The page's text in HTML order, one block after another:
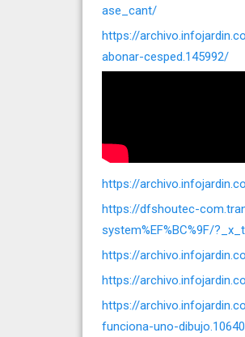
ase_cant/
https://
abonar-cesped.145992/
https://
https://dfshoutec-
system%EF%BC%9F/
https://
https://
https://
funciona-uno-